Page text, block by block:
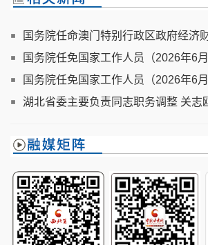
国务院任命澳门特别行政区政府经济
司长
国务院任免国家工作人员（2026年6
日）
国务院任免国家工作人员（2026年6
日）
湖北省委主要负责同志职务调整 关志